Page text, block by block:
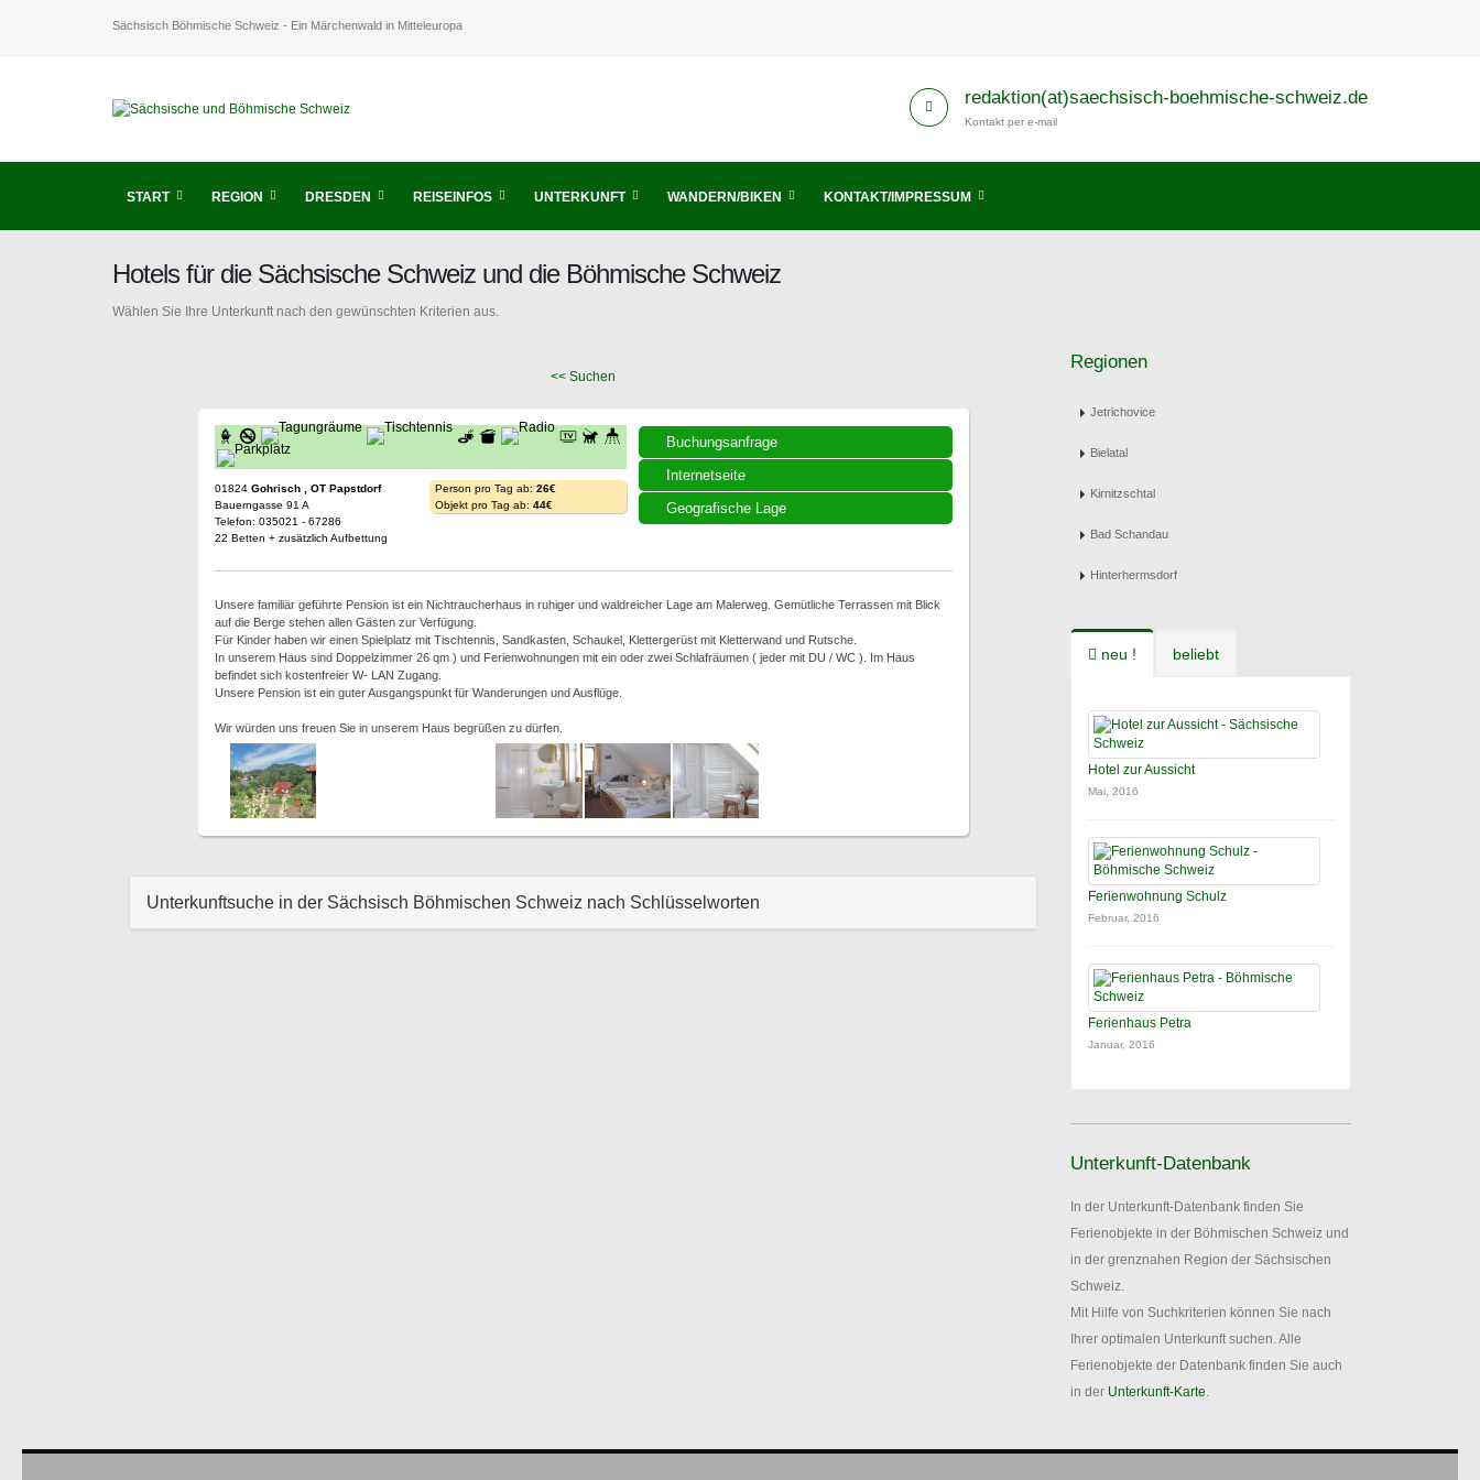
Sächsisch Böhmische Schweiz - Ein Märchenwald in Mitteleuropa
redaktion(at)saechsisch-boehmische-schweiz.de
Kontakt per e-mail
START REGION DRESDEN REISEINFOS UNTERKUNFT WANDERN/BIKEN KONTAKT/IMPRESSUM
Hotels für die Sächsische Schweiz und die Böhmische Schweiz
Wählen Sie Ihre Unterkunft nach den gewünschten Kriterien aus.
<< Suchen
Buchungsanfrage
Internetseite
Geografische Lage
01824 Gohrisch , OT Papstdorf
Bauerngasse 91 A
Telefon: 035021 - 67286
22 Betten + zusätzlich Aufbettung
Person pro Tag ab: 26€
Objekt pro Tag ab: 44€
Unsere familiär geführte Pension ist ein Nichtraucherhaus in ruhiger und waldreicher Lage am Malerweg. Gemütliche Terrassen mit Blick
auf die Berge stehen allen Gästen zur Verfügung.
Für Kinder haben wir einen Spielplatz mit Tischtennis, Sandkasten, Schaukel, Klettergerüst mit Kletterwand und Rutsche.
In unserem Haus sind Doppelzimmer 26 qm ) und Ferienwohnungen mit ein oder zwei Schlafräumen ( jeder mit DU / WC ). Im Haus
befindet sich kostenfreier W- LAN Zugang.
Unsere Pension ist ein guter Ausgangspunkt für Wanderungen und Ausflüge.
Wir würden uns freuen Sie in unserem Haus begrüßen zu dürfen.
Unterkunftsuche in der Sächsisch Böhmischen Schweiz nach Schlüsselworten
Regionen
Jetrichovice
Bielatal
Kirnitzschtal
Bad Schandau
Hinterhermsdorf
neu ! beliebt
Hotel zur Aussicht
Mai, 2016
Ferienwohnung Schulz
Februar, 2016
Ferienhaus Petra
Januar, 2016
Unterkunft-Datenbank
In der Unterkunft-Datenbank finden Sie
Ferienobjekte in der Böhmischen Schweiz und
in der grenznahen Region der Sächsischen
Schweiz.
Mit Hilfe von Suchkriterien können Sie nach
Ihrer optimalen Unterkunft suchen. Alle
Ferienobjekte der Datenbank finden Sie auch
in der Unterkunft-Karte.